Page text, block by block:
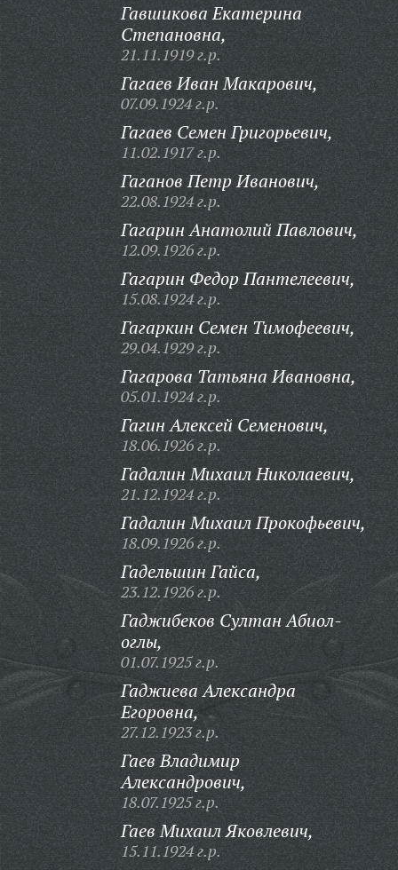
Гавшикова Екатерина
Степановна,
21.11.1919 г.р.
Гагаев Иван Макарович,
07.09.1924 г.р.
Гагаев Семен Григорьевич,
11.02.1917 г.р.
Гаганов Петр Иванович,
22.08.1924 г.р.
Гагарин Анатолий Павлович,
12.09.1926 г.р.
Гагарин Федор Пантелеевич,
15.08.1924 г.р.
Гагаркин Семен Тимофеевич,
29.04.1929 г.р.
Гагарова Татьяна Ивановна,
05.01.1924 г.р.
Гагин Алексей Семенович,
18.06.1926 г.р.
Гадалин Михаил Николаевич,
21.12.1924 г.р.
Гадалин Михаил Прокофьевич,
18.09.1926 г.р.
Гадельшин Гайса,
23.12.1926 г.р.
Гаджибеков Султан Абиол-
оглы,
01.07.1925 г.р.
Гаджиева Александра
Егоровна,
27.12.1923 г.р.
Гаев Владимир
Александрович,
18.07.1925 г.р.
Гаев Михаил Яковлевич,
15.11.1924 г.р.